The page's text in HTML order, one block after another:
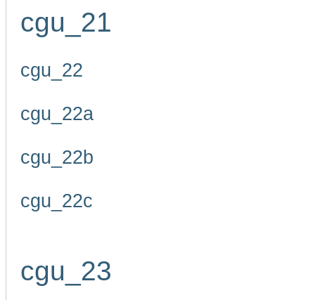
cgu_21
cgu_22
cgu_22a
cgu_22b
cgu_22c
cgu_23